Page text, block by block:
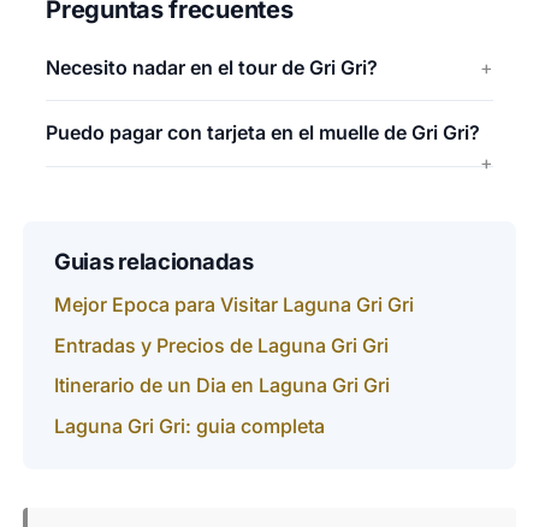
Preguntas frecuentes
Necesito nadar en el tour de Gri Gri?
Puedo pagar con tarjeta en el muelle de Gri Gri?
Guias relacionadas
Mejor Epoca para Visitar Laguna Gri Gri
Entradas y Precios de Laguna Gri Gri
Itinerario de un Dia en Laguna Gri Gri
Laguna Gri Gri: guia completa